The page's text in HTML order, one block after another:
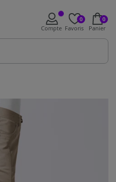
Compte
0
Favoris
0
Panier